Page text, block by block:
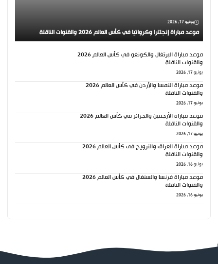
يونيو 17, 2026
موعد مباراة إنجلترا وكرواتيا في كأس العالم 2026 والقنوات الناقلة
موعد مباراة البرتغال والكونغو في كأس العالم 2026
والقنوات الناقلة
يونيو 17, 2026
موعد مباراة النمسا والأردن في كأس العالم 2026
والقنوات الناقلة
يونيو 17, 2026
موعد مباراة الأرجنتين والجزائر في كأس العالم 2026
والقنوات الناقلة
يونيو 17, 2026
موعد مباراة العراق والنرويج في كأس العالم 2026
والقنوات الناقلة
يونيو 16, 2026
موعد مباراة فرنسا والسنغال في كأس العالم 2026
والقنوات الناقلة
يونيو 16, 2026